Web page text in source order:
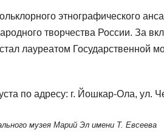
этнографического
творчества России. За
лауреатом Государственной
по адресу: г. Йошкар-Ола, ул.
музея Марий Эл имени Т. Евсеева